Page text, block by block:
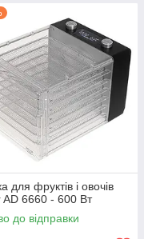
для фруктів і овочів
AD 6660 - 600 Вт
до відправки